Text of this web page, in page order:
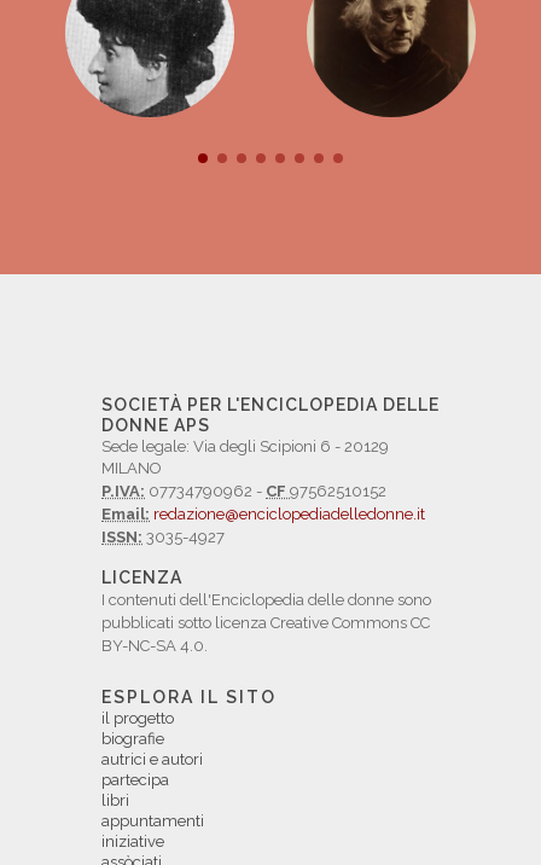
SOCIETÀ PER L'ENCICLOPEDIA DELLE
DONNE APS
Sede legale: Via degli Scipioni 6 - 20129
MILANO
P.IVA: 07734790962 - CF 97562510152
Email: redazione@enciclopediadelledonne.it
ISSN: 3035-4927
LICENZA
I contenuti dell'Enciclopedia delle donne sono
pubblicati sotto licenza Creative Commons CC
BY-NC-SA 4.0.
ESPLORA IL SITO
il progetto
biografie
autrici e autori
partecipa
libri
appuntamenti
iniziative
assòciati